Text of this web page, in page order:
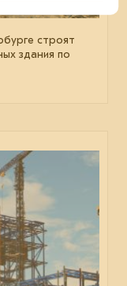
строят
здания по